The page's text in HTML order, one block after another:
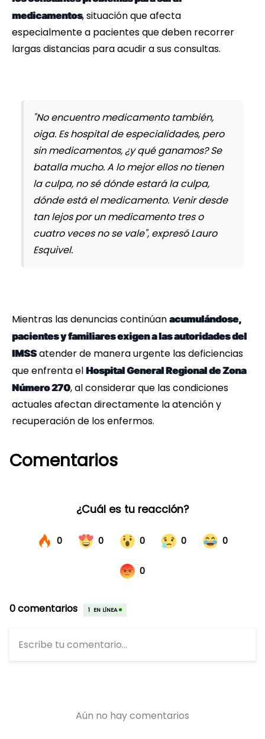
medicamentos, situación que afecta
especialmente a pacientes que deben recorrer
largas distancias para acudir a sus consultas.
"No encuentro medicamento también,
oiga. Es hospital de especialidades, pero
sin medicamentos, ¿y qué ganamos? Se
batalla mucho. A lo mejor ellos no tienen
la culpa, no sé dónde estará la culpa,
dónde está el medicamento. Venir desde
tan lejos por un medicamento tres o
cuatro veces no se vale", expresó Lauro
Esquivel.
Mientras las denuncias continúan acumulándose,
pacientes y familiares exigen a las autoridades del
IMSSatender de manera urgente las deficiencias
que enfrenta el Hospital General Regional de Zona
Número 270, al considerar que las condiciones
actuales afectan directamente la atención y
recuperación de los enfermos.
Comentarios